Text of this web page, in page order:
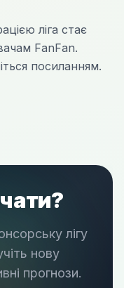
ліга стає
FanFan.
посиланням.
лігу
нову
прогнози.